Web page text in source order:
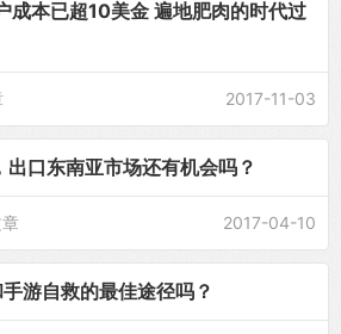
成本已超10美金 遍地肥肉的时代过
2017-11-03
口东南亚市场还有机会吗？
2017-04-10
游自救的最佳途径吗？